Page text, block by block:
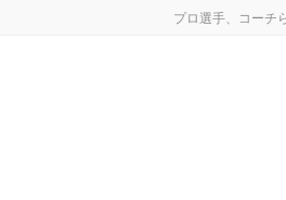
プロ選手、コーチ